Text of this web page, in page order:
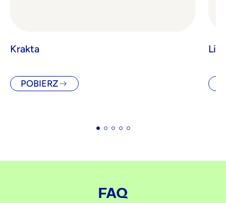
Krakta
POBIERZ
FAQ